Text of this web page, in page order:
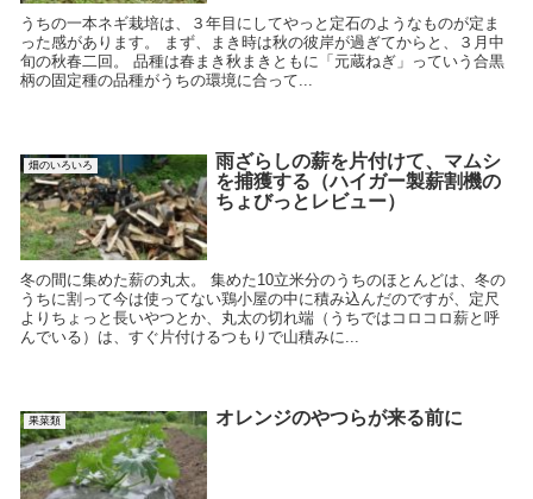
うちの一本ネギ栽培は、３年目にしてやっと定石のようなものが定ま
った感があります。 まず、まき時は秋の彼岸が過ぎてからと、３月中
旬の秋春二回。 品種は春まき秋まきともに「元蔵ねぎ」っていう合黒
柄の固定種の品種がうちの環境に合って...
畑のいろいろ
雨ざらしの薪を片付けて、マムシ
を捕獲する（ハイガー製薪割機の
ちょびっとレビュー）
冬の間に集めた薪の丸太。 集めた10立米分のうちのほとんどは、冬の
うちに割って今は使ってない鶏小屋の中に積み込んだのですが、定尺
よりちょっと長いやつとか、丸太の切れ端（うちではコロコロ薪と呼
んでいる）は、すぐ片付けるつもりで山積みに...
果菜類 オレンジのやつらが来る前に